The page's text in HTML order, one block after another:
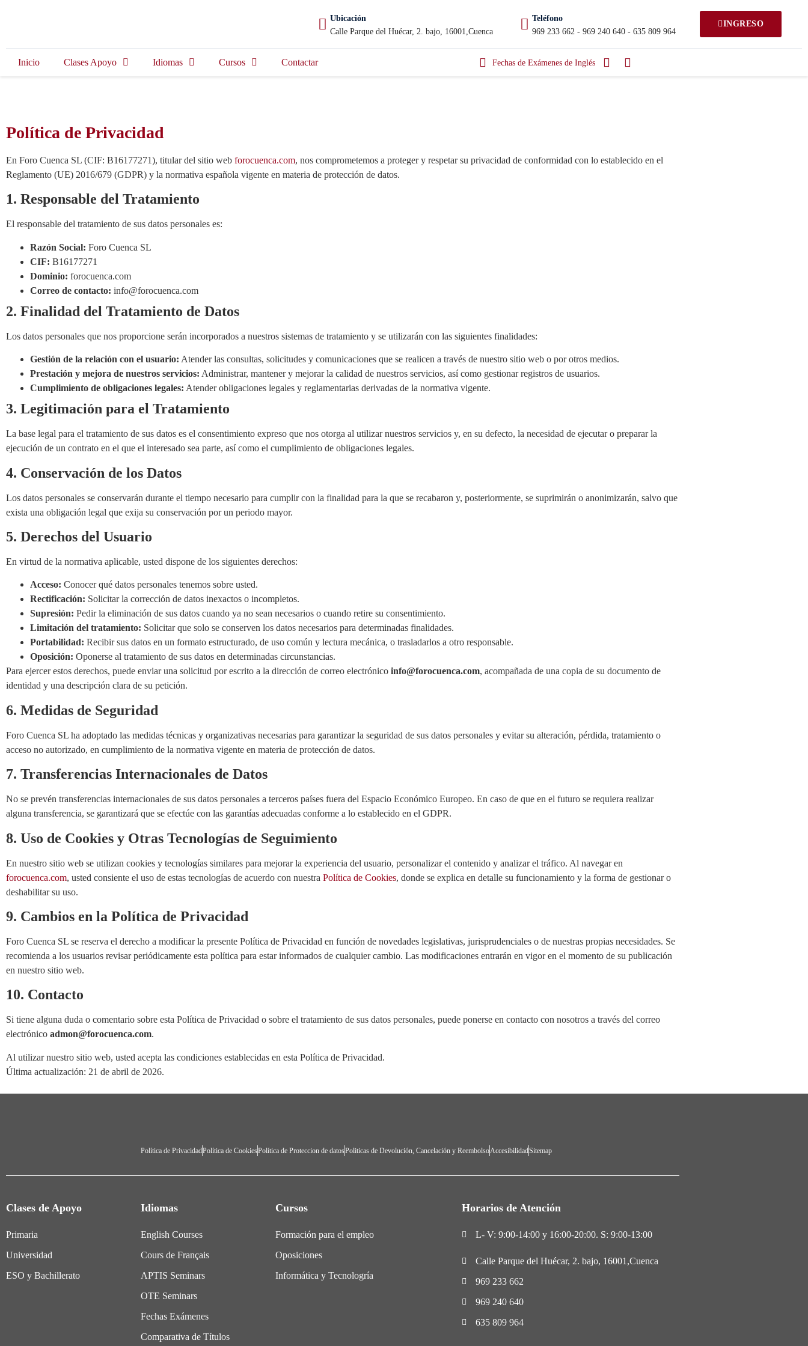
Ubicación
Calle Parque del Huécar, 2. bajo, 16001,Cuenca
Teléfono
969 233 662 - 969 240 640 - 635 809 964
INGRESO
Inicio Clases Apoyo Idiomas Cursos Contactar Fechas de Exámenes de Inglés
Política de Privacidad
En Foro Cuenca SL (CIF: B16177271), titular del sitio web forocuenca.com, nos comprometemos a proteger y respetar su privacidad de conformidad con lo establecido en el
Reglamento (UE) 2016/679 (GDPR) y la normativa española vigente en materia de protección de datos.
1. Responsable del Tratamiento
El responsable del tratamiento de sus datos personales es:
Razón Social: Foro Cuenca SL
CIF: B16177271
Dominio: forocuenca.com
Correo de contacto: info@forocuenca.com
2. Finalidad del Tratamiento de Datos
Los datos personales que nos proporcione serán incorporados a nuestros sistemas de tratamiento y se utilizarán con las siguientes finalidades:
Gestión de la relación con el usuario: Atender las consultas, solicitudes y comunicaciones que se realicen a través de nuestro sitio web o por otros medios.
Prestación y mejora de nuestros servicios: Administrar, mantener y mejorar la calidad de nuestros servicios, así como gestionar registros de usuarios.
Cumplimiento de obligaciones legales: Atender obligaciones legales y reglamentarias derivadas de la normativa vigente.
3. Legitimación para el Tratamiento
La base legal para el tratamiento de sus datos es el consentimiento expreso que nos otorga al utilizar nuestros servicios y, en su defecto, la necesidad de ejecutar o preparar la
ejecución de un contrato en el que el interesado sea parte, así como el cumplimiento de obligaciones legales.
4. Conservación de los Datos
Los datos personales se conservarán durante el tiempo necesario para cumplir con la finalidad para la que se recabaron y, posteriormente, se suprimirán o anonimizarán, salvo que
exista una obligación legal que exija su conservación por un periodo mayor.
5. Derechos del Usuario
En virtud de la normativa aplicable, usted dispone de los siguientes derechos:
Acceso: Conocer qué datos personales tenemos sobre usted.
Rectificación: Solicitar la corrección de datos inexactos o incompletos.
Supresión: Pedir la eliminación de sus datos cuando ya no sean necesarios o cuando retire su consentimiento.
Limitación del tratamiento: Solicitar que solo se conserven los datos necesarios para determinadas finalidades.
Portabilidad: Recibir sus datos en un formato estructurado, de uso común y lectura mecánica, o trasladarlos a otro responsable.
Oposición: Oponerse al tratamiento de sus datos en determinadas circunstancias.
Para ejercer estos derechos, puede enviar una solicitud por escrito a la dirección de correo electrónico info@forocuenca.com, acompañada de una copia de su documento de
identidad y una descripción clara de su petición.
6. Medidas de Seguridad
Foro Cuenca SL ha adoptado las medidas técnicas y organizativas necesarias para garantizar la seguridad de sus datos personales y evitar su alteración, pérdida, tratamiento o
acceso no autorizado, en cumplimiento de la normativa vigente en materia de protección de datos.
7. Transferencias Internacionales de Datos
No se prevén transferencias internacionales de sus datos personales a terceros países fuera del Espacio Económico Europeo. En caso de que en el futuro se requiera realizar
alguna transferencia, se garantizará que se efectúe con las garantías adecuadas conforme a lo establecido en el GDPR.
8. Uso de Cookies y Otras Tecnologías de Seguimiento
En nuestro sitio web se utilizan cookies y tecnologías similares para mejorar la experiencia del usuario, personalizar el contenido y analizar el tráfico. Al navegar en
forocuenca.com, usted consiente el uso de estas tecnologías de acuerdo con nuestra Política de Cookies, donde se explica en detalle su funcionamiento y la forma de gestionar o
deshabilitar su uso.
9. Cambios en la Política de Privacidad
Foro Cuenca SL se reserva el derecho a modificar la presente Política de Privacidad en función de novedades legislativas, jurisprudenciales o de nuestras propias necesidades. Se
recomienda a los usuarios revisar periódicamente esta política para estar informados de cualquier cambio. Las modificaciones entrarán en vigor en el momento de su publicación
en nuestro sitio web.
10. Contacto
Si tiene alguna duda o comentario sobre esta Política de Privacidad o sobre el tratamiento de sus datos personales, puede ponerse en contacto con nosotros a través del correo
electrónico admon@forocuenca.com.
Al utilizar nuestro sitio web, usted acepta las condiciones establecidas en esta Política de Privacidad.
Última actualización: 21 de abril de 2026.
Política de PrivacidadPolítica de CookiesPolítica de Proteccion de datosPoliticas de Devolución, Cancelación y ReembolsoAccesibilidadSitemap
Clases de Apoyo
Primaria
Universidad
ESO y Bachillerato
Idiomas
English Courses
Cours de Français
APTIS Seminars
OTE Seminars
Fechas Exámenes
Comparativa de Títulos
Cursos
Formación para el empleo
Oposiciones
Informática y Tecnologría
Horarios de Atención
L- V: 9:00-14:00 y 16:00-20:00. S: 9:00-13:00
Calle Parque del Huécar, 2. bajo, 16001,Cuenca
969 233 662
969 240 640
635 809 964